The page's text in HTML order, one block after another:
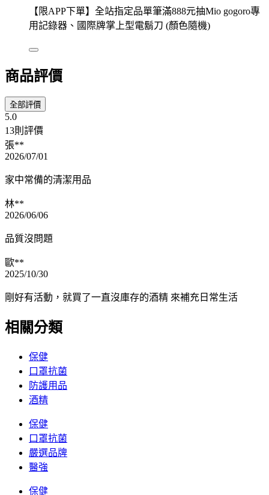
【限APP下單】全站指定品單筆滿888元抽Mio gogoro專
用記錄器、國際牌掌上型電鬍刀 (顏色隨機)
商品評價
全部評價
5.0
13則評價
張**
2026/07/01
家中常備的清潔用品
林**
2026/06/06
品質沒問題
歐**
2025/10/30
剛好有活動，就買了一直沒庫存的酒精 來補充日常生活
相關分類
保健
口罩抗菌
防護用品
酒精
保健
口罩抗菌
嚴選品牌
醫強
保健